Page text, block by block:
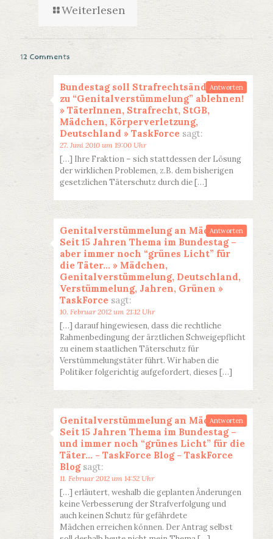
Weiterlesen
12 Comments
Bundestag soll Strafrechtsänderung
zu “Genitalverstümmelung” ablehnen!
» TäterInnen, Strafrecht, StGB,
Mädchen, Körperverletzung,
Deutschland » TaskForce sagt:
27. Juni 2010 um 19:00 Uhr
[…] Ihre Fraktion – sich stattdessen der Lösung
der wirklichen Problemen, z.B. dem bisherigen
gesetzlichen Täterschutz durch die […]
Antworten
Genitalverstümmelung an Mädchen:
Seit 15 Jahren Thema im Bundestag –
aber immer noch “grünes Licht” für
die Täter… » Mädchen,
Genitalverstümmelung, Deutschland,
Verstümmelung, Jahren, Grünen »
TaskForce sagt:
10. Februar 2012 um 21:12 Uhr
[…] darauf hingewiesen, dass die rechtliche
Rahmenbedingung der ärztlichen Schweigepflicht
zu einem staatlichen Täterschutz für
Verstümmelungstäter führt. Wir haben die
Politiker folgerichtig aufgefordert, dieses […]
Antworten
Genitalverstümmelung an Mädchen:
Seit 15 Jahren Thema im Bundestag –
und immer noch “grünes Licht” für die
Täter… - TaskForce Blog - TaskForce
Blog sagt:
11. Februar 2012 um 14:52 Uhr
[…] erläutert, weshalb die geplanten Änderungen
keine Verbesserung der Strafverfolgung und
auch keinen Schutz für gefährdete
Mädchen erreichen können. Der Antrag selbst
Antworten